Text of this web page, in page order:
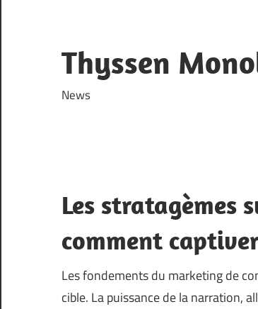
content
Thyssen
News
Les stratagèmes
comment
Les fondements du marketing de
cible. La puissance de la narration,